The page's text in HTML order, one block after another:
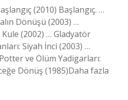
​​(2010) Başlangıç. …
Dönüşü (2003) …
(2002) … Gladyatör
Siyah İnci (2003) …
ve Ölüm Yadigarları:
Dönüş (1985)Daha fazla